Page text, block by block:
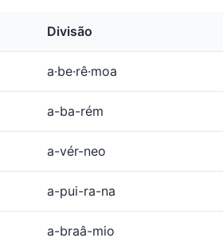
Divisão
a·be·rê·moa
a-ba-rém
a-vér-neo
a-pui-ra-na
a-braâ-mio